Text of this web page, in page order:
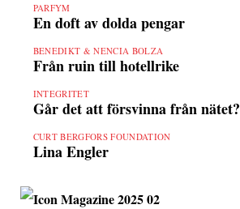
PARFYM
En doft av dolda pengar
BENEDIKT & NENCIA BOLZA
Från ruin till hotellrike
INTEGRITET
Går det att försvinna från nätet?
CURT BERGFORS FOUNDATION
Lina Engler